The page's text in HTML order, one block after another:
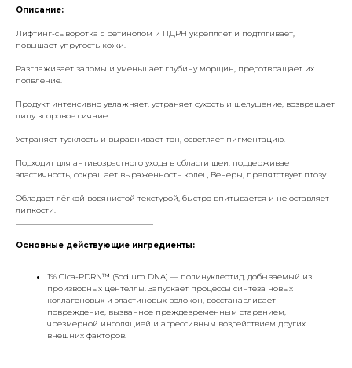
Описание:
Лифтинг-сыворотка с ретинолом и ПДРН укрепляет и подтягивает,
повышает упругость кожи.
Разглаживает заломы и уменьшает глубину морщин, предотвращает их
появление.
Продукт интенсивно увлажняет, устраняет сухость и шелушение, возвращает
лицу здоровое сияние.
Устраняет тусклость и выравнивает тон, осветляет пигментацию.
Подходит для антивозрастного ухода в области шеи: поддерживает
эластичность, сокращает выраженность колец Венеры, препятствует птозу.
Обладает лёгкой водянистой текстурой, быстро впитывается и не оставляет
липкости.
Основные действующие ингредиенты:
1% Cica-PDRN™ (Sodium DNA) — полинуклеотид, добываемый из
производных центеллы. Запускает процессы синтеза новых
коллагеновых и эластиновых волокон, восстанавливает
повреждение, вызванное преждевременным старением,
чрезмерной инсоляцией и агрессивным воздействием других
внешних факторов.